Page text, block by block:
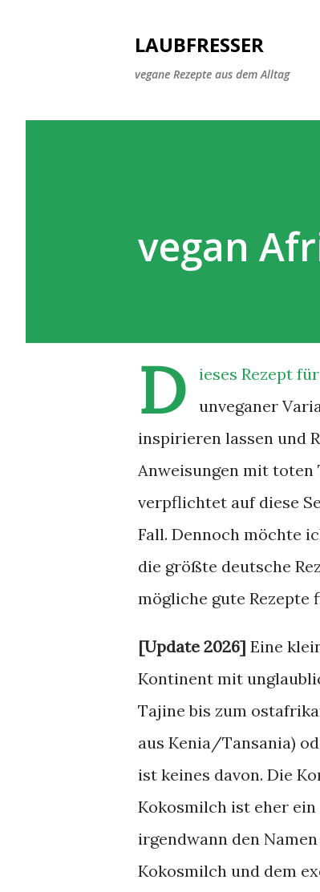
LAUBFRESSER
vegane Rezepte aus dem Alltag
vegan
D
ieses Rezept
unveganer
inspirieren lassen und
Anweisungen mit
verpflichtet auf diese
Fall. Dennoch möchte
die größte deutsche
mögliche gute Rezepte
[Update 2026] Eine
Kontinent mit
Tajine bis zum
aus Kenia/Tansania)
ist keines davon. Die
Kokosmilch ist eher
irgendwann den
Kokosmilch und dem